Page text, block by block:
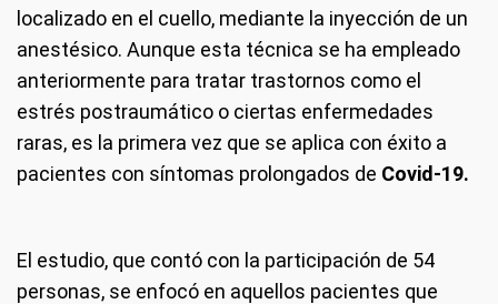
localizado en el cuello, mediante la inyección de un
anestésico. Aunque esta técnica se ha empleado
anteriormente para tratar trastornos como el
estrés postraumático o ciertas enfermedades
raras, es la primera vez que se aplica con éxito a
pacientes con síntomas prolongados de Covid-19.
El estudio, que contó con la participación de 54
personas, se enfocó en aquellos pacientes que